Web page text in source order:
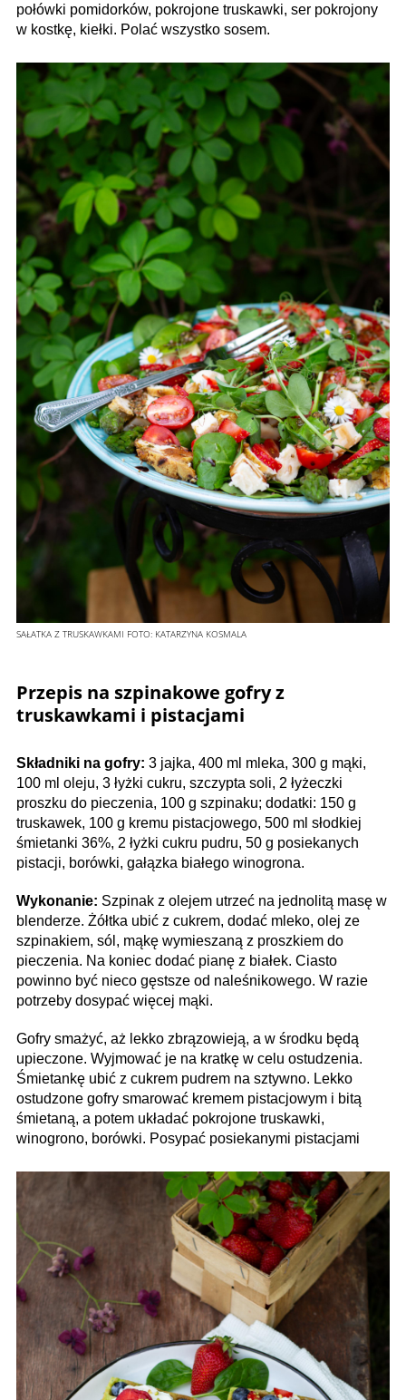
połówki pomidorków, pokrojone truskawki, ser pokrojony
w kostkę, kiełki. Polać wszystko sosem.
SAŁATKA Z TRUSKAWKAMI FOTO: KATARZYNA KOSMALA
Przepis na szpinakowe gofry z
truskawkami i pistacjami
Składniki na gofry: 3 jajka, 400 ml mleka, 300 g mąki,
100 ml oleju, 3 łyżki cukru, szczypta soli, 2 łyżeczki
proszku do pieczenia, 100 g szpinaku; dodatki: 150 g
truskawek, 100 g kremu pistacjowego, 500 ml słodkiej
śmietanki 36%, 2 łyżki cukru pudru, 50 g posiekanych
pistacji, borówki, gałązka białego winogrona.
Wykonanie: Szpinak z olejem utrzeć na jednolitą masę w
blenderze. Żółtka ubić z cukrem, dodać mleko, olej ze
szpinakiem, sól, mąkę wymieszaną z proszkiem do
pieczenia. Na koniec dodać pianę z białek. Ciasto
powinno być nieco gęstsze od naleśnikowego. W razie
potrzeby dosypać więcej mąki.
Gofry smażyć, aż lekko zbrązowieją, a w środku będą
upieczone. Wyjmować je na kratkę w celu ostudzenia.
Śmietankę ubić z cukrem pudrem na sztywno. Lekko
ostudzone gofry smarować kremem pistacjowym i bitą
śmietaną, a potem układać pokrojone truskawki,
winogrono, borówki. Posypać posiekanymi pistacjami